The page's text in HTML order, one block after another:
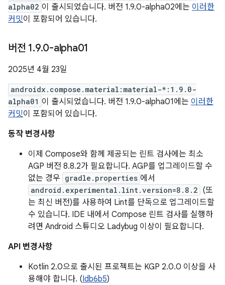
alpha02 이 출시되었습니다. 버전 1.9.0-alpha02에는 이러한
커밋이 포함되어 있습니다.
버전 1.9.0-alpha01
2025년 4월 23일
androidx.compose.material:material-*:1.9.0-
alpha01 이 출시되었습니다. 버전 1.9.0-alpha01에는 이러한
커밋이 포함되어 있습니다.
동작 변경사항
이제 Compose와 함께 제공되는 린트 검사에는 최소
AGP 버전 8.8.2가 필요합니다. AGP를 업그레이드할 수
없는 경우 gradle.properties 에서
android.experimental.lint.version=8.8.2 (또
는 최신 버전)를 사용하여 Lint를 단독으로 업그레이드할
수 있습니다. IDE 내에서 Compose 린트 검사를 실행하
려면 Android 스튜디오 Ladybug 이상이 필요합니다.
API 변경사항
Kotlin 2.0으로 출시된 프로젝트는 KGP 2.0.0 이상을 사
용해야 합니다. (Idb6b5)